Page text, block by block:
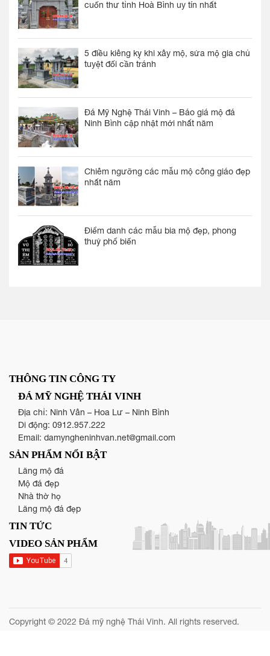
cuốn thư tỉnh Hoà Bình uy tín nhất
5 điều kiêng kỵ khi xây mộ, sửa mộ gia chủ
tuyệt đối cần tránh
Đá Mỹ Nghệ Thái Vinh – Báo giá mộ đá
Ninh Bình cập nhật mới nhất năm
Chiêm ngưỡng các mẫu mộ công giáo đẹp
nhất năm
Điểm danh các mẫu bia mộ đẹp, phong
thuỷ phổ biến
THÔNG TIN CÔNG TY
ĐÁ MỸ NGHỆ THÁI VINH
Địa chỉ: Ninh Vân – Hoa Lư – Ninh Bình
Di động: 0912.957.222
Email: damyngheninhvan.net@gmail.com
SẢN PHẨM NỔI BẬT
Lăng mộ đá
Mộ đá đẹp
Nhà thờ họ
Lăng mộ đá đẹp
TIN TỨC
VIDEO SẢN PHẨM
Copyright © 2022 Đá mỹ nghệ Thái Vinh. All rights reserved.